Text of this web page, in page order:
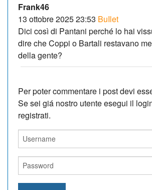
Frank46
13 ottobre 2025 23:53 BuIlet
Dici così di Pantani perché lo hai
dire che Coppi o Bartali restavano
della gente?
Per poter commentare i post devi
Se sei giá nostro utente esegui il
registrati.